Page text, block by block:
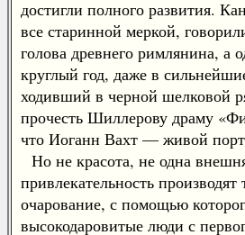
достигли полного развития.
все старинной меркой,
голова древнего римлянина, а
круглый год, даже в
ходивший в черной шелковой
прочесть Шиллерову драму
что Иоганн Вахт — живой
Но не красота, не одна
привлекательность производят
очарование, с помощью
высокодаровитые люди с